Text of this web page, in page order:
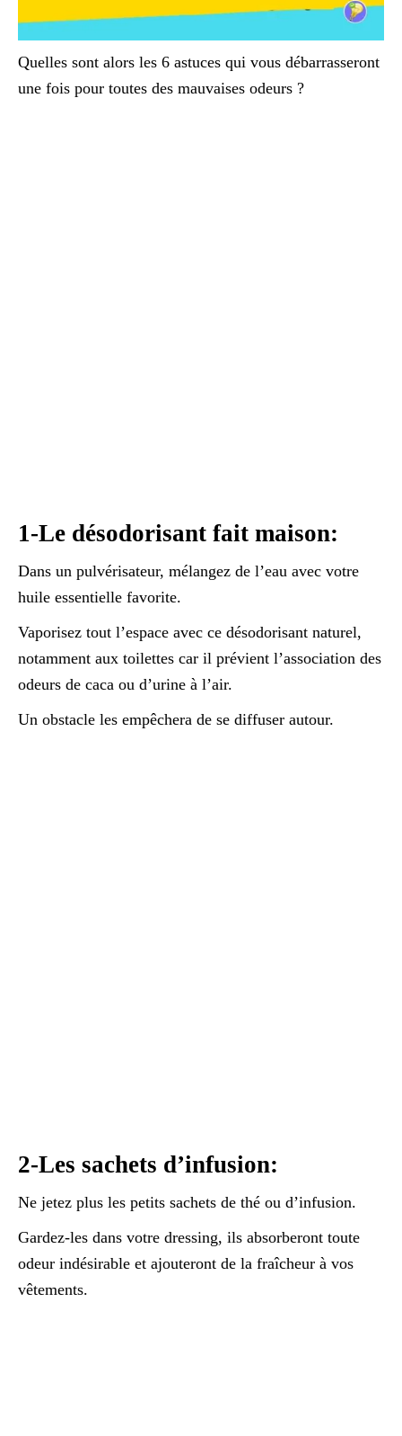
Quelles sont alors les 6 astuces qui vous débarrasseront
une fois pour toutes des mauvaises odeurs ?
1-Le désodorisant fait maison:
Dans un pulvérisateur, mélangez de l’eau avec votre
huile essentielle favorite.
Vaporisez tout l’espace avec ce désodorisant naturel,
notamment aux toilettes car il prévient l’association des
odeurs de caca ou d’urine à l’air.
Un obstacle les empêchera de se diffuser autour.
2-Les sachets d’infusion:
Ne jetez plus les petits sachets de thé ou d’infusion.
Gardez-les dans votre dressing, ils absorberont toute
odeur indésirable et ajouteront de la fraîcheur à vos
vêtements.